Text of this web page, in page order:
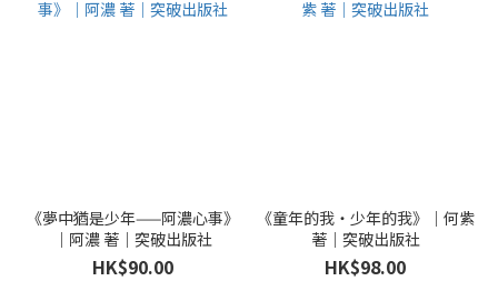
《夢中猶是少年——阿濃心事》
｜阿濃 著｜突破出版社
HK$90.00
《童年的我‧少年的我》｜何紫
著｜突破出版社
HK$98.00